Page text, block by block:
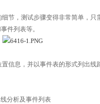
节，测试步骤变得非常简单，
件列表等。
信息，并以事件表的形式列出
分析及事件列表